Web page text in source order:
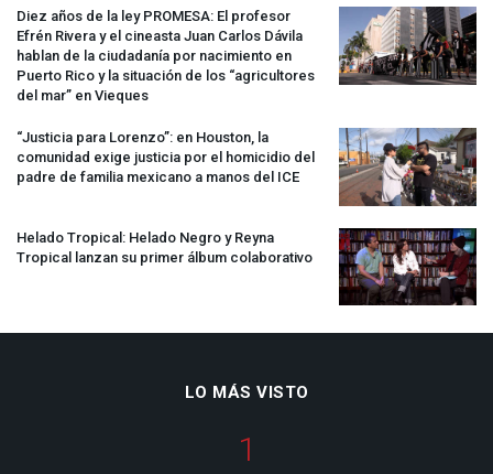
Diez años de la ley PROMESA: El profesor
Efrén Rivera y el cineasta Juan Carlos Dávila
hablan de la ciudadanía por nacimiento en
Puerto Rico y la situación de los “agricultores
del mar” en Vieques
“Justicia para Lorenzo”: en Houston, la
comunidad exige justicia por el homicidio del
padre de familia mexicano a manos del ICE
Helado Tropical: Helado Negro y Reyna
Tropical lanzan su primer álbum colaborativo
LO MÁS VISTO
1